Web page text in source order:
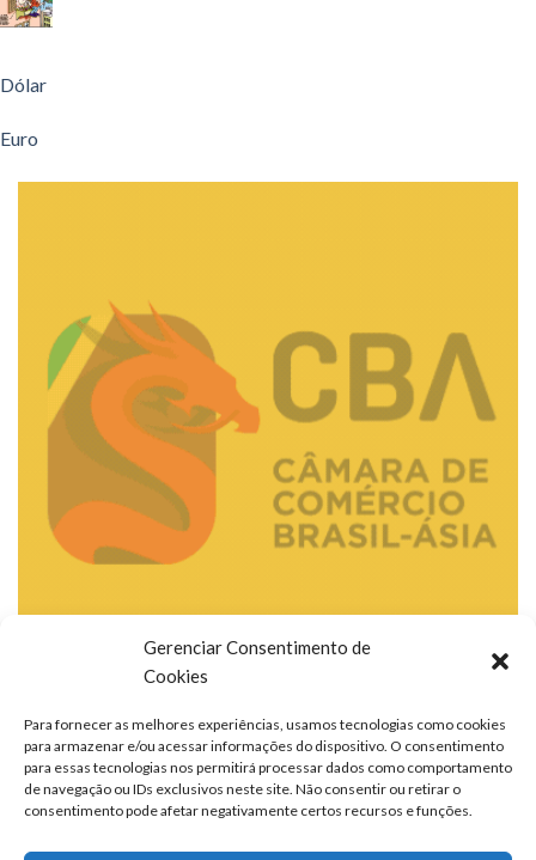
Gerenciar Consentimento de
Cookies
Para fornecer as melhores experiências, usamos tecnologias como cookies
para armazenar e/ou acessar informações do dispositivo. O consentimento
para essas tecnologias nos permitirá processar dados como comportamento
de navegação ou IDs exclusivos neste site. Não consentir ou retirar o
consentimento pode afetar negativamente certos recursos e funções.
Dólar
Euro